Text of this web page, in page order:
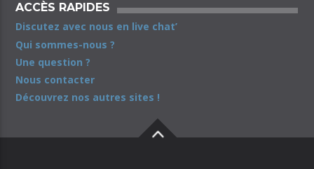
ACCÈS RAPIDES
Discutez avec nous en live chat’
Qui sommes-nous ?
Une question ?
Nous contacter
Découvrez nos autres sites !